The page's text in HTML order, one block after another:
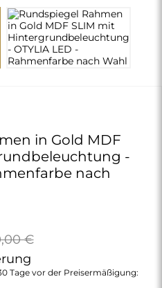
in Gold MDF
-
nach
€
Tage vor der Preisermäßigung: